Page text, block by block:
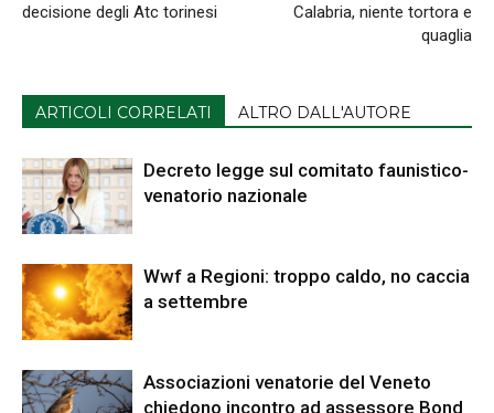
decisione degli Atc torinesi
Calabria, niente tortora e
quaglia
ARTICOLI CORRELATI ALTRO DALL'AUTORE
Decreto legge sul comitato faunistico-
venatorio nazionale
Wwf a Regioni: troppo caldo, no caccia
a settembre
Associazioni venatorie del Veneto
chiedono incontro ad assessore Bond